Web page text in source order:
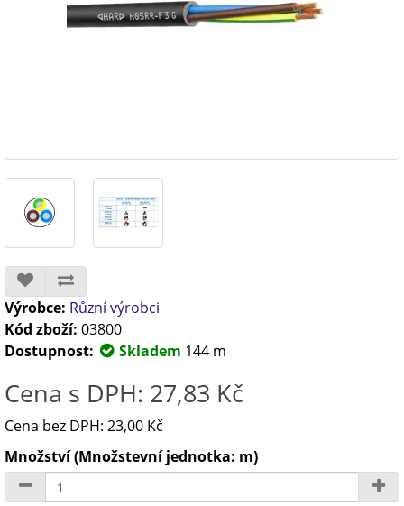
Výrobce: Různí výrobci
Kód zboží: 03800
Dostupnost:
Skladem 144 m
Cena s DPH: 27,83 Kč
Cena bez DPH: 23,00 Kč
Množství (Množstevní jednotka: m)